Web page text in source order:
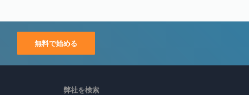
無料で始める
弊社を検索